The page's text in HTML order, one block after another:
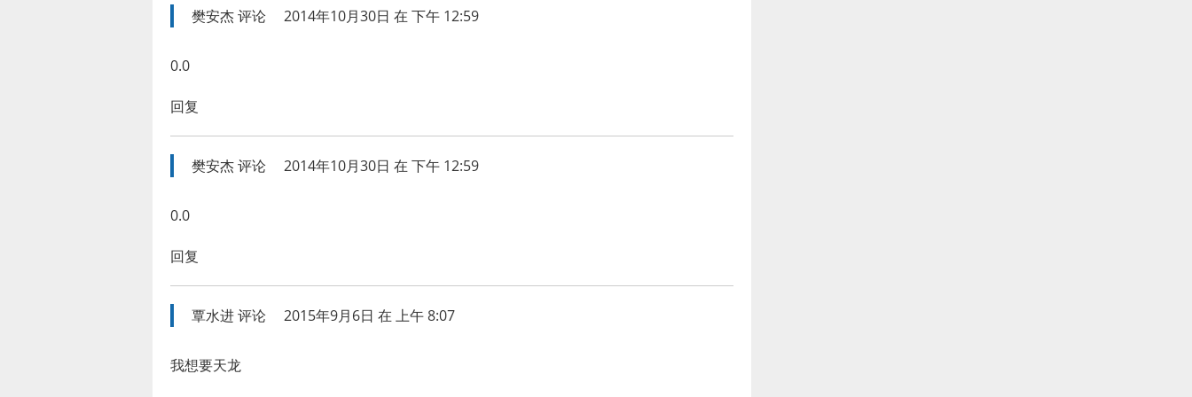
樊安杰评论 2014年10月30日 在 下午 12:59
0.0
回复
樊安杰评论 2014年10月30日 在 下午 12:59
0.0
回复
覃水进评论 2015年9月6日 在 上午 8:07
我想要天龙